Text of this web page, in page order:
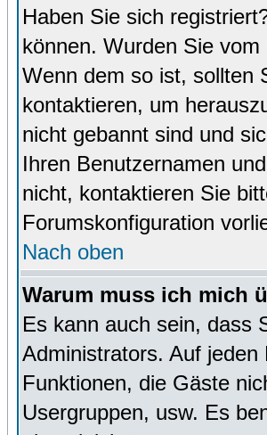
Haben Sie sich
können. Wurden Sie
Wenn dem so ist, sollten
kontaktieren, um
nicht gebannt sind und
Ihren Benutzernamen
nicht, kontaktieren Sie
Forumskonfiguration
Nach oben
Warum muss ich mich
Es kann auch sein, dass
Administrators. Auf
Funktionen, die Gäste
Usergruppen, usw. Es